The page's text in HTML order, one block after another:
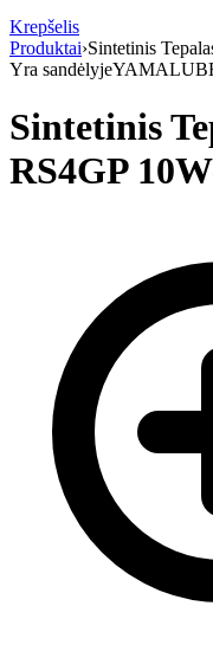
Krepšelis
Produktai›Sintetinis
Yra sandėlyje
Sintetinis
RS4GP